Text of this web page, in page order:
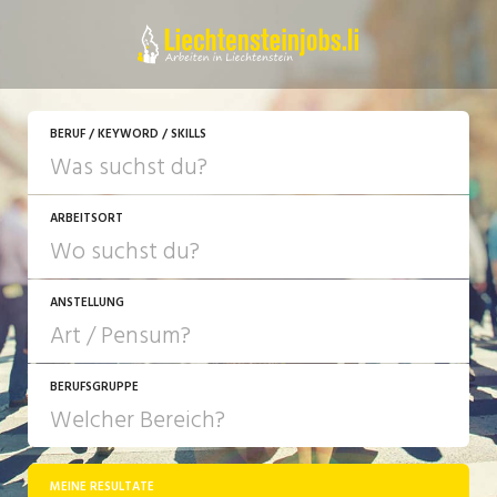
BERUF / KEYWORD / SKILLS
ARBEITSORT
ANSTELLUNG
JOB-TYP
Festanstellung
BERUFSGRUPPE
MEINE RESULTATE
JETZT BEWERBEN